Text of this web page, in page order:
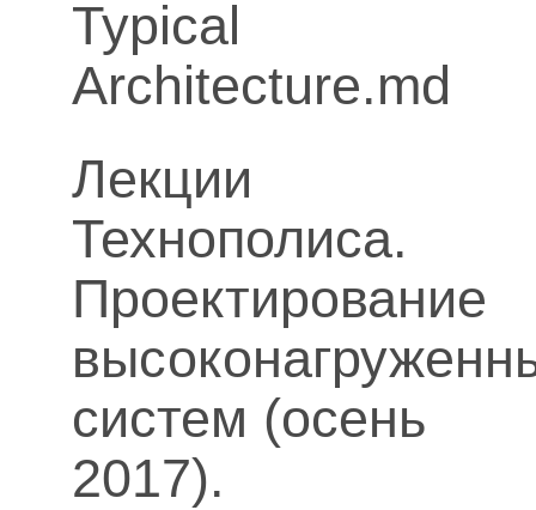
Typical
Architecture.md
Лекции
Технополиса.
Проектирование
систем (осень
2017).